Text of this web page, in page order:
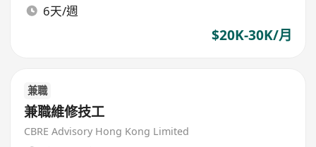
6天/週
$20K-30K/月
兼職
兼職維修技工
CBRE Advisory Hong Kong Limited